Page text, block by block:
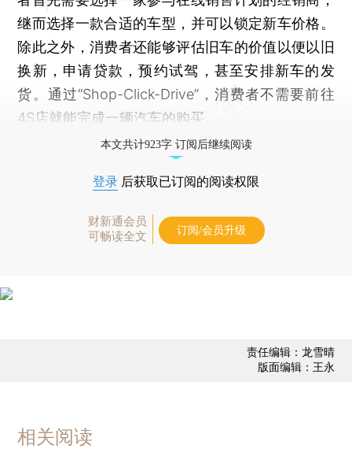
继而选择一款合适的车型，并可以锁定新车价格。
除此之外，消费者还能够评估旧车的价值以便以旧
换新，申请贷款，预约试驾，甚至安排新车的发
货。通过“Shop-Click-Drive”，消费者不需要前往
4S店就能完成一辆汽车的购买。
本文共计923字 订阅后继续阅读
登录 后获取已订阅的阅读权限
财新通会员
可畅读全文
订阅/会员升级
责任编辑：龙雪晴
版面编辑：王永
相关阅读